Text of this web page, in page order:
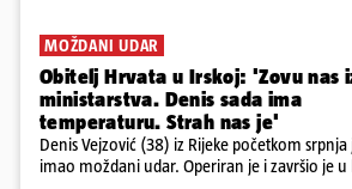
MOŽDANI UDAR
Obitelj Hrvata u Irskoj: 'Zovu nas
ministarstva. Denis sada ima
temperaturu. Strah nas je'
Denis Vejzović (38) iz Rijeke početkom srpnja
imao moždani udar. Operiran je i završio je u